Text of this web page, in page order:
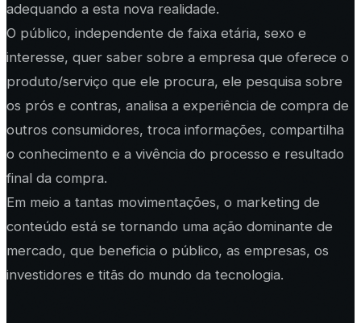
adequando a esta nova realidade.
O público, independente de faixa etária, sexo e
interesse, quer saber sobre a empresa que oferece o
produto/serviço que ele procura, ele pesquisa sobre
os prós e contras, analisa a experiência de compra de
outros consumidores, troca informações, compartilha
o conhecimento e a vivência do processo e resultado
final da compra.
Em meio a tantas movimentações, o marketing de
conteúdo está se tornando uma ação dominante de
mercado, que beneficia o público, as empresas, os
investidores e titãs do mundo da tecnologia.